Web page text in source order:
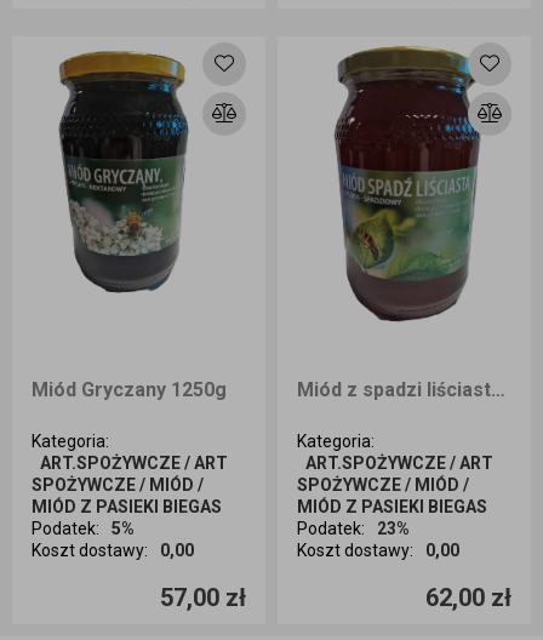
Miód Gryczany 1250g
Kategoria:
ART.SPOŻYWCZE / ART
SPOŻYWCZE / MIÓD /
MIÓD Z PASIEKI BIEGAS
Podatek:
5%
Koszt dostawy: 0,00
57,00 zł
Ilość sztuk
Miód z spadzi liściastej 1250g
Kategoria:
ART.SPOŻYWCZE / ART
SPOŻYWCZE / MIÓD /
MIÓD Z PASIEKI BIEGAS
Podatek:
23%
Koszt dostawy: 0,00
62,00 zł
Ilość sztuk